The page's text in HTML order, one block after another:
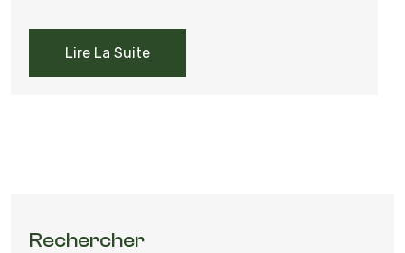
Lire La Suite
Rechercher